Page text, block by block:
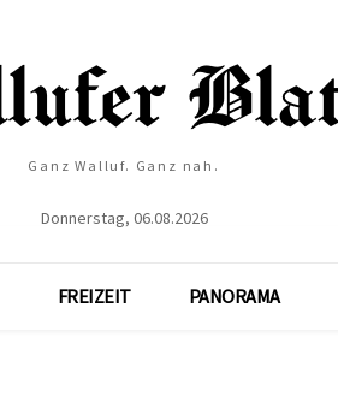
Ganz Walluf. Ganz nah.
Donnerstag, 06.08.2026
FREIZEIT PANORAMA